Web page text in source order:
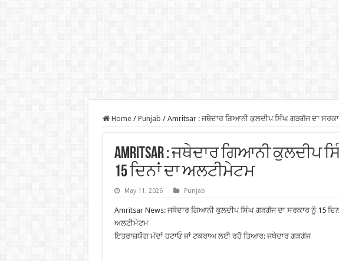
Home / Punjab / Amritsar : ਜਥੇਦਾਰ ਗਿਆਨੀ ਕੁਲਦੀਪ ਸਿੰਘ ਗੜਗੱਜ ਦਾ
Amritsar : ਜਥੇਦਾਰ ਗਿਆਨੀ ਕੁਲਦੀਪ
15 ਦਿਨਾਂ ਦਾ ਅਲਟੀਮੇਟਮ
May 11, 2026 Punjab
Amritsar News: ਜਥੇਦਾਰ ਗਿਆਨੀ ਕੁਲਦੀਪ ਸਿੰਘ ਗੜਗੱਜ ਦਾ ਸਰਕਾਰ ਨੂੰ 15
ਅਲਟੀਮੇਟਮ
ਇਤਰਾਜ਼ਯੋਗ ਮੱਦਾਂ ਹਟਾਓ ਜਾਂ ਟਕਰਾਅ ਲਈ ਰਹੋ ਤਿਆਰ: ਜਥੇਦਾਰ ਗੜਗੱਜ